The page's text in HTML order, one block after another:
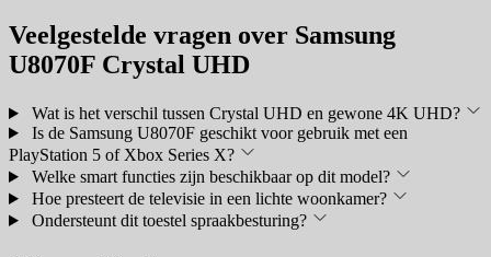
Veelgestelde vragen over Samsung
U8070F Crystal UHD
Wat is het verschil tussen Crystal UHD en gewone 4K UHD?
Is de Samsung U8070F geschikt voor gebruik met een
PlayStation 5 of Xbox Series X?
Welke smart functies zijn beschikbaar op dit model?
Hoe presteert de televisie in een lichte woonkamer?
Ondersteunt dit toestel spraakbesturing?